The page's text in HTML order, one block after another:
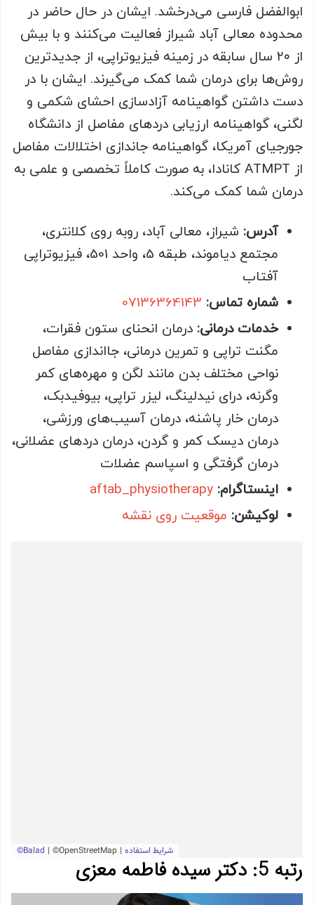
ابوالفضل فارسی می‌درخشد. ایشان در حال حاضر در
محدوده معالی آباد شیراز فعالیت می‌کنند و با بیش
از ۲۰ سال سابقه در زمینه فیزیوتراپی، از جدیدترین
روش‌ها برای درمان شما کمک می‌گیرند. ایشان با در
دست داشتن گواهینامه آزادسازی احشای شکمی و
لگنی، گواهینامه ارزیابی دردهای مفاصل از دانشگاه
جورجیای آمریکا، گواهینامه جاندازی اختلالات مفاصل
از ATMPT کانادا، به صورت کاملاً تخصصی و علمی به
درمان شما کمک می‌کند.
آدرس: شیراز، معالی آباد، روبه روی کلانتری،
مجتمع دیاموند، طبقه 5، واحد 501، فیزیوتراپی
آفتاب
شماره تماس: 07136364143
خدمات درمانی: درمان انحنای ستون فقرات،
مگنت تراپی و تمرین درمانی، جااندازی مفاصل
نواحی مختلف بدن مانند لگن و مهره‌های کمر
وگرنه، درای نیدلینگ، لیزر تراپی، بیوفیدبک،
درمان خار پاشنه، درمان آسیب‌های ورزشی،
درمان دیسک کمر و گردن، درمان دردهای عضلانی،
درمان گرفتگی و اسپاسم عضلات
اینستاگرام: aftab_physiotherapy
لوکیشن: موقعیت روی نقشه
رتبه 5: دکتر سیده فاطمه معزی